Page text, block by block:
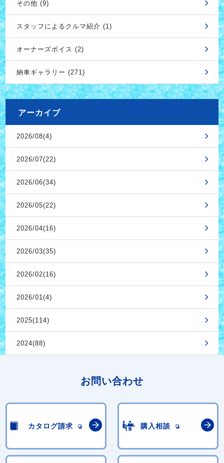
その他 (9)
スタッフによるクルマ紹介 (1)
オーナーズボイス (2)
納車ギャラリー (271)
アーカイブ
2026/08(4)
2026/07(22)
2026/06(34)
2026/05(22)
2026/04(16)
2026/03(35)
2026/02(16)
2026/01(4)
2025(114)
2024(88)
お問い合わせ
カタログ請求 購入相談